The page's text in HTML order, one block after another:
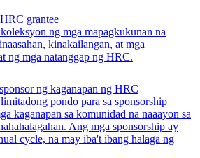
grantee
ng mga mapagkukunan na
kinakailangan, at mga
ng mga natanggap ng HRC.
ng kaganapan ng HRC
pondo para sa sponsorship
kaganapan sa komunidad na naaayon sa
Ang mga sponsorship ay
cycle, na may iba't ibang halaga ng